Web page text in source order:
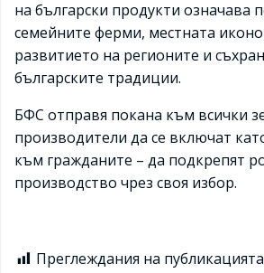
на български продукти означава
семейните ферми, местната
развитието на регионите и
българските традиции.
БФС отправя покана към всички
производители да се включат
към гражданите – да подкрепят
производство чрез своя избор.
Преглеждания на